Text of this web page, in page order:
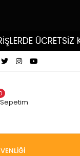
ÜCRETSİZ
Sepetim